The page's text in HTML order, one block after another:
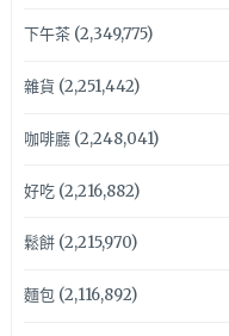
下午茶(2,349,775)
雜貨 (2,251,442)
咖啡廳(2,248,041)
好吃(2,216,882)
鬆餅(2,215,970)
麵包(2,116,892)